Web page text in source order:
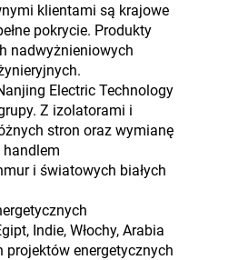
klientami są krajowe
pokrycie. Produkty
nadwyżnieniowych
Electric Technology
Z izolatorami i
stron oraz wymianę
i światowych białych
Indie, Włochy, Arabia
projektów energetycznych